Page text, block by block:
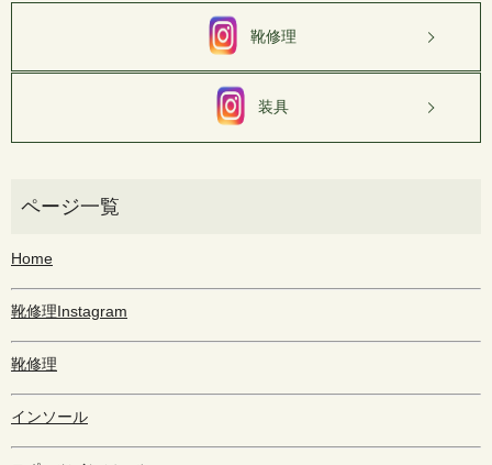
靴修理
装具
Home
靴修理Instagram
靴修理
インソール